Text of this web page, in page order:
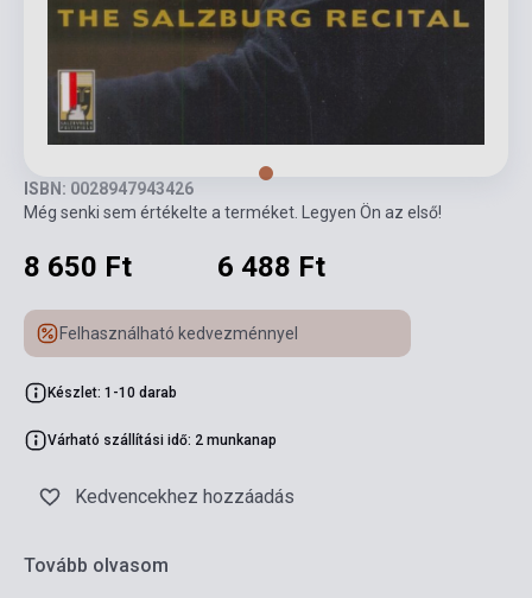
ISBN: 0028947943426
Még senki sem értékelte a terméket. Legyen Ön az első!
8 650 Ft 6 488 Ft
Felhasználható kedvezménnyel
Készlet: 1-10 darab
Várható szállítási idő: 2 munkanap
Kedvencekhez hozzáadás
Tovább olvasom